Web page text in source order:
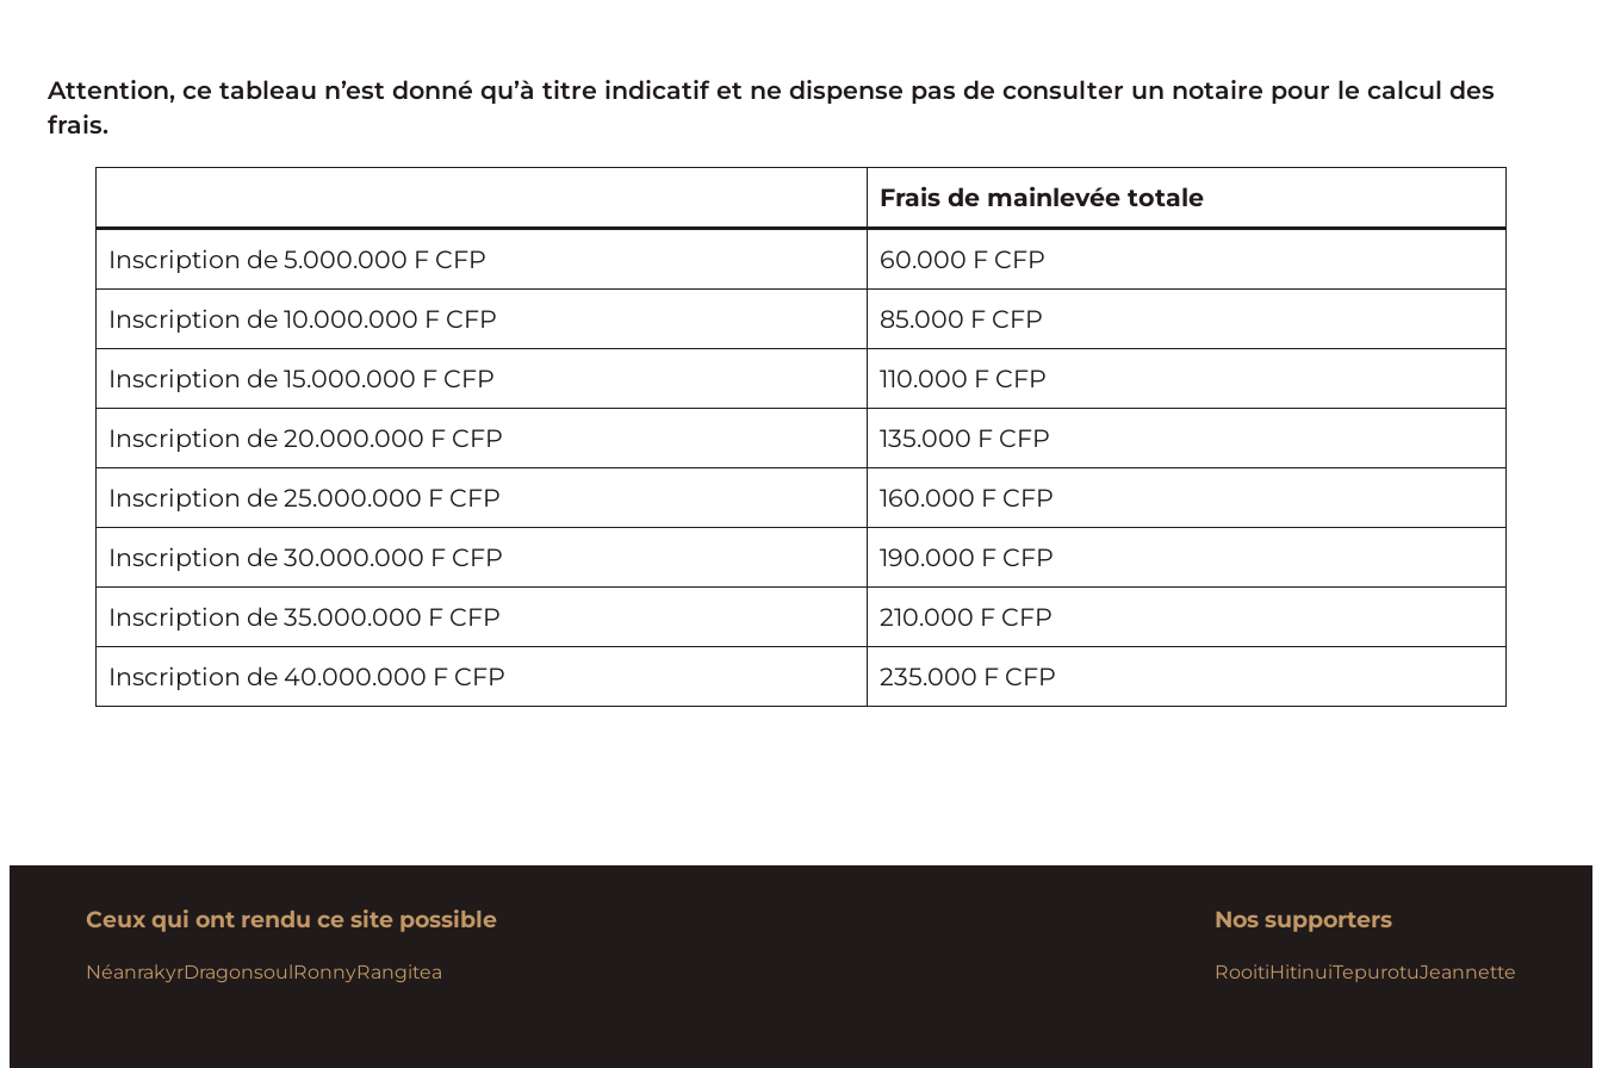
Attention, ce tableau n’est donné qu’à titre indicatif et ne dispense pas de consulter un notaire pour le calcul des
frais.
Frais de mainlevée totale
Inscription de 5.000.000 F CFP
60.000 F CFP
Inscription de 10.000.000 F CFP
85.000 F CFP
Inscription de 15.000.000 F CFP
110.000 F CFP
Inscription de 20.000.000 F CFP
135.000 F CFP
Inscription de 25.000.000 F CFP
160.000 F CFP
Inscription de 30.000.000 F CFP
190.000 F CFP
Inscription de 35.000.000 F CFP
210.000 F CFP
Inscription de 40.000.000 F CFP
235.000 F CFP
Ceux qui ont rendu ce site possible
NéanrakyrDragonsoulRonnyRangitea
Nos supporters
RooitiHitinuiTepurotuJeannette